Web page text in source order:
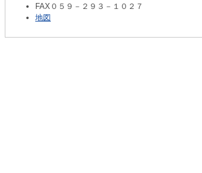
FAX０５９－２９３－１０２７
地図